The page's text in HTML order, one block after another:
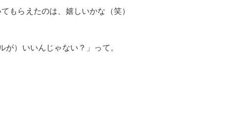
もらえたのは、嬉しいかな（笑）
）いいんじゃない？」って。